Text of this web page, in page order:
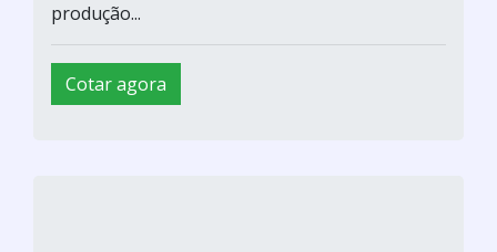
produção...
Cotar agora